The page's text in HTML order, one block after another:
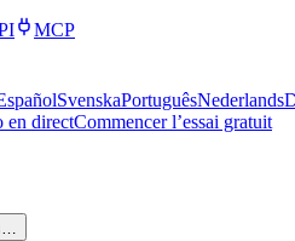
MCP
SvenskaPortuguêsNederlands
en directCommencer l’essai gratuit